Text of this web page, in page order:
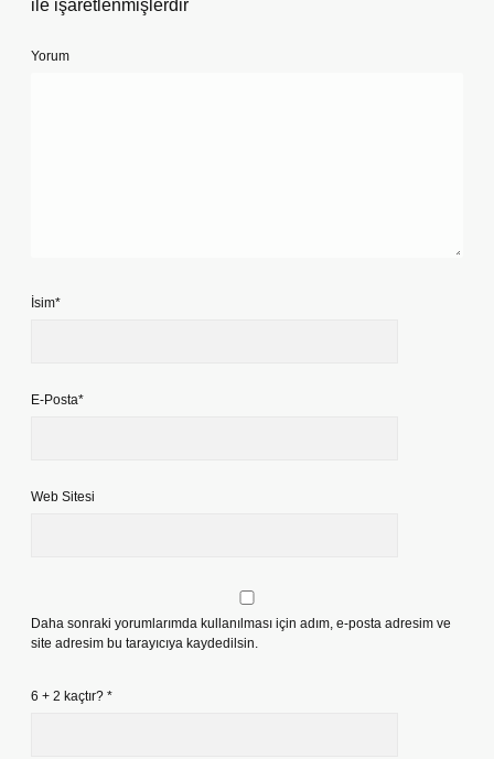
ile işaretlenmişlerdir
Yorum
İsim*
E-Posta*
Web Sitesi
Daha sonraki yorumlarımda kullanılması için adım, e-posta adresim ve
site adresim bu tarayıcıya kaydedilsin.
6 + 2 kaçtır? *